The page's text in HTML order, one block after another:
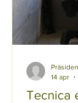
Tecnica
14 apr